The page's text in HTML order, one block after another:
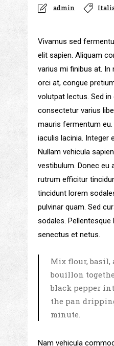
admin
Vivamus sed
elit sapien. Aliquam
varius mi finibus at. In
orci at, congue
volutpat lectus. Sed in
consectetur varius
mauris fermentum
iaculis lacinia. Integer
Nullam vehicula
vestibulum. Donec eu
rutrum efficitur
tincidunt lorem
pulvinar quam. Sed
sodales.
senectus et netus.
Mix flour, basil,
bouillon
black pepper
the pan
minute.
Nam vehicula